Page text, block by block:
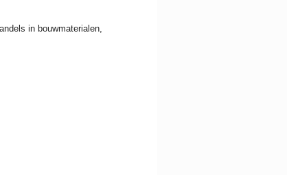
in bouwmaterialen,